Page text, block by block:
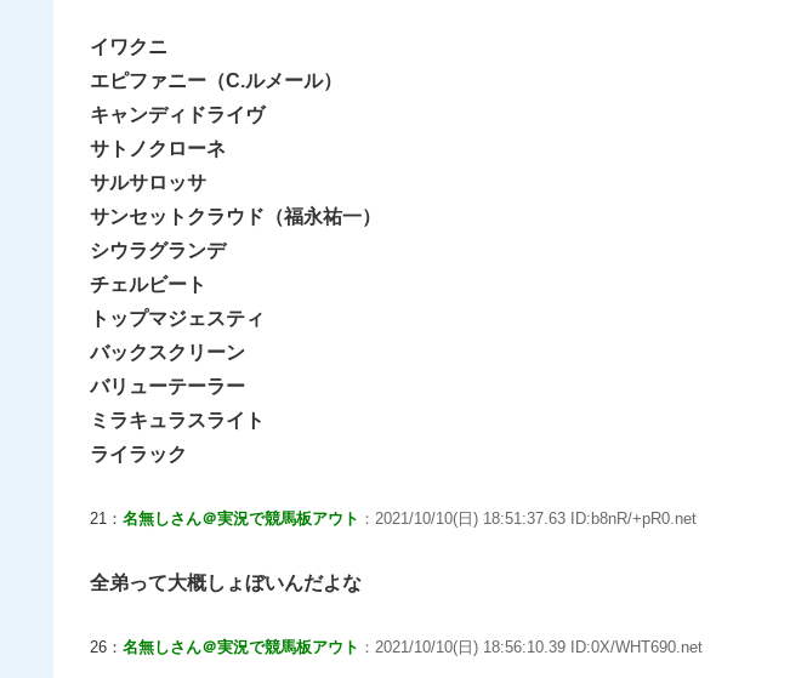
イワクニ
エピファニー（C.ルメール）
キャンディドライヴ
サトノクローネ
サルサロッサ
サンセットクラウド（福永祐一）
シウラグランデ
チェルビート
トップマジェスティ
バックスクリーン
バリューテーラー
ミラキュラスライト
ライラック
21： 名無しさん＠実況で競馬板アウト ：2021/10/10(日) 18:51:37.63 ID:b8nR/+pR0.net
全弟って大概しょぼいんだよな
26： 名無しさん＠実況で競馬板アウト ：2021/10/10(日) 18:56:10.39 ID:0X/WHT690.net